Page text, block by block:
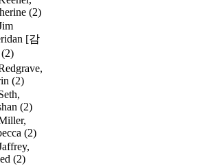
(2)
[감
(2)
(2)
(2)
(2)
(2)